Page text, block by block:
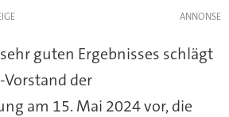
guten Ergebnisses schlägt
der
am 15. Mai 2024 vor, die